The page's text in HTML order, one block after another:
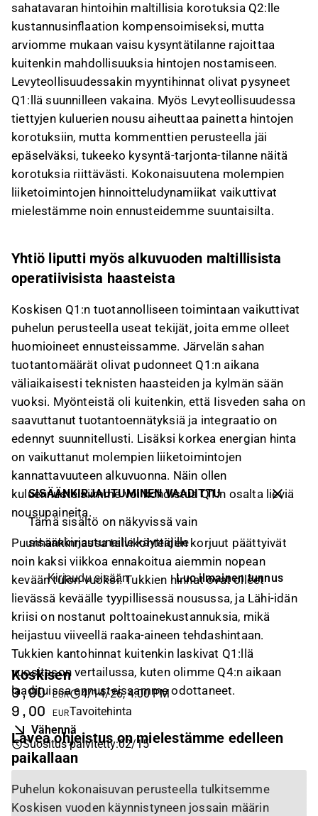
sahatavaran hintoihin maltillisia korotuksia Q2:lle
kustannusinflaation kompensoimiseksi, mutta
arviomme mukaan vaisu kysyntätilanne rajoittaa
kuitenkin mahdollisuuksia hintojen nostamiseen.
Levyteollisuudessakin myyntihinnat olivat pysyneet
Q1:llä suunnilleen vakaina. Myös Levyteollisuudessa
tiettyjen kuluerien nousu aiheuttaa painetta hintojen
korotuksiin, mutta kommenttien perusteella jäi
epäselväksi, tukeeko kysyntä-tarjonta-tilanne näitä
korotuksia riittävästi. Kokonaisuutena molempien
liiketoimintojen hinnoitteludynamiikat vaikuttivat
mielestämme noin ennusteidemme suuntaisilta.
Yhtiö liputti myös alkuvuoden maltillisista
operatiivisista haasteista
Koskisen Q1:n tuotannolliseen toimintaan vaikuttivat
puhelun perusteella useat tekijät, joita emme olleet
huomioineet ennusteissamme. Järvelän sahan
tuotantomäärät olivat pudonneet Q1:n aikana
väliaikaisesti teknisten haasteiden ja kylmän sään
vuoksi. Myönteistä oli kuitenkin, että Iisveden saha on
saavuttanut tuotantoennätyksiä ja integraatio on
edennyt suunnitellusti. Lisäksi korkea energian hinta
on vaikuttanut molempien liiketoimintojen
kannattavuuteen alkuvuonna. Näin ollen
kuluennusteisiimme voi kohdistua Q1:n osalta lieviä
nousupaineita.
Puunhankinnassa talvikohteiden korjuut päättyivät
noin kaksi viikkoa ennakoitua aiemmin nopean
kevään tulon vuoksi. Tukkien hinnat ovat olleet
lievässä keväälle tyypillisessä nousussa, ja Lähi-idän
kriisi on nostanut polttoainekustannuksia, mikä
heijastuu viiveellä raaka-aineen tehdashintaan.
Tukkien kantohinnat kuitenkin laskivat Q1:llä
vuositason vertailussa, kuten olimme Q4:n aikaan
laadituissa ennusteissamme odottaneet.
Lavea ohjeistus on mielestämme edelleen
paikallaan
Puhelun kokonaisuvan perusteella tulkitsemme
Koskisen vuoden käynnistyneen jossain määrin
SISÄÄNKIRJAUTUMINEN VAADITTU
Tämä sisältö on näkyvissä vain
sisäänkirjautuneille käyttäjille
Kirjaudu sisään Luo ilmainen tunnus
Koskisen
9,90 EUR 4/14/26, 4:00 PM
9,00 EURTavoitehinta
Vähennä
Suositus päivitetty:02/15